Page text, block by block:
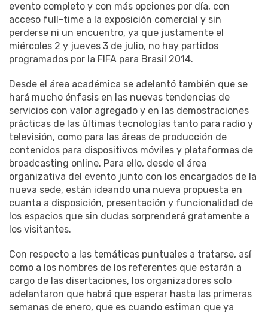
evento completo y con más opciones por día, con
acceso full-time a la exposición comercial y sin
perderse ni un encuentro, ya que justamente el
miércoles 2 y jueves 3 de julio, no hay partidos
programados por la FIFA para Brasil 2014.
Desde el área académica se adelantó también que se
hará mucho énfasis en las nuevas tendencias de
servicios con valor agregado y en las demostraciones
prácticas de las últimas tecnologías tanto para radio y
televisión, como para las áreas de producción de
contenidos para dispositivos móviles y plataformas de
broadcasting online. Para ello, desde el área
organizativa del evento junto con los encargados de la
nueva sede, están ideando una nueva propuesta en
cuanta a disposición, presentación y funcionalidad de
los espacios que sin dudas sorprenderá gratamente a
los visitantes.
Con respecto a las temáticas puntuales a tratarse, así
como a los nombres de los referentes que estarán a
cargo de las disertaciones, los organizadores solo
adelantaron que habrá que esperar hasta las primeras
semanas de enero, que es cuando estiman que ya